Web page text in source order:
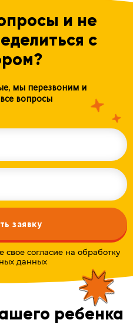
и не
с
мы перезвоним и
вопросы
заявку
согласие на обработку
данных
ребенка